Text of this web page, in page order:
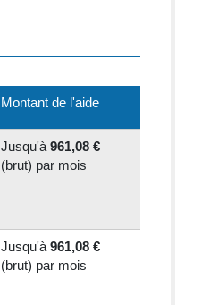
Montant de l'aide
Jusqu'à 961,08 €
(brut) par mois
Jusqu'à 961,08 €
(brut) par mois